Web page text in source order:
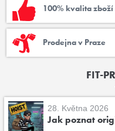
100% kvalita zboží
Prodejna v Praze
FIT-
28. Května 2026
Jak poznat